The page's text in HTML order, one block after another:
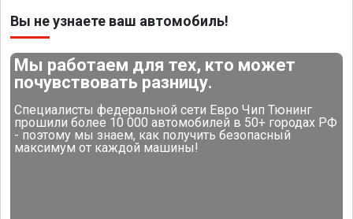
Вы не узнаете ваш автомобиль!
Мы работаем для тех, кто может
почувствовать разницу.
Специалисты федеральной сети Евро Чип Тюнинг
прошили более 10 000 автомобилей в 50+ городах РФ
- поэтому мы знаем, как получить безопасный
максимум от каждой машины!